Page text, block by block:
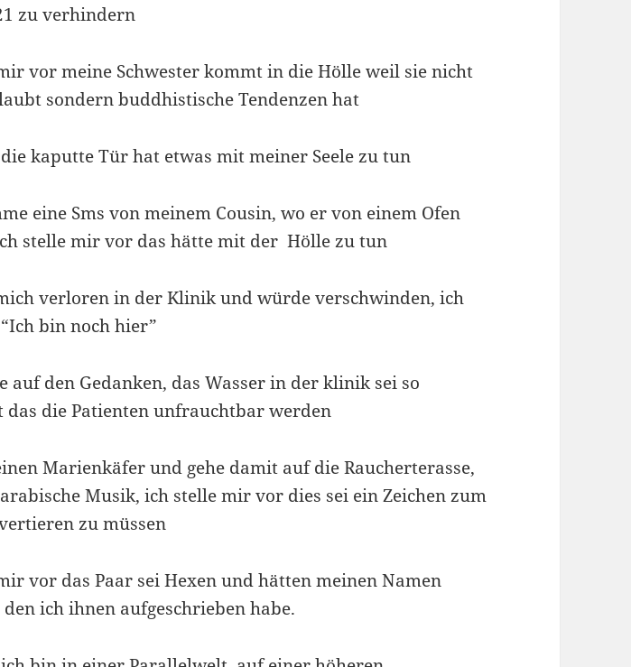
zu verhindern
vor meine Schwester kommt in die Hölle weil sie nicht
sondern buddhistische Tendenzen hat
kaputte Tür hat etwas mit meiner Seele zu tun
eine Sms von meinem Cousin, wo er von einem Ofen
stelle mir vor das hätte mit der Hölle zu tun
verloren in der Klinik und würde verschwinden, ich
bin noch hier”
auf den Gedanken, das Wasser in der klinik sei so
die Patienten unfrauchtbar werden
Marienkäfer und gehe damit auf die Raucherterasse,
Musik, ich stelle mir vor dies sei ein Zeichen zum
zu müssen
vor das Paar sei Hexen und hätten meinen Namen
den ich ihnen aufgeschrieben habe.